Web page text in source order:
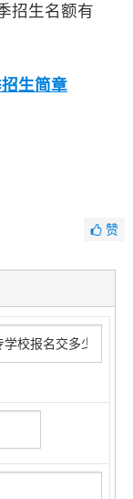
招生名额有
生简章
赞